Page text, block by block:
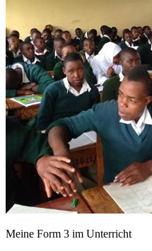
Meine Form 3 im Unterricht